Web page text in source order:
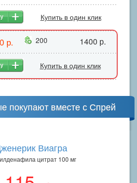
Купить в один клик
р. 200 1400 р.
Купить в один клик
покупают вместе с Спрей
Виагра
цитрат 100 мг